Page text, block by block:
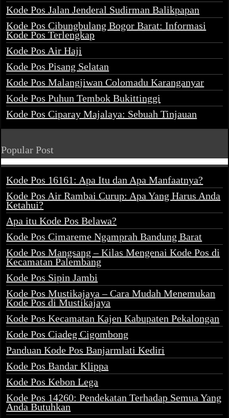
Kode Pos Jalan Jenderal Sudirman Balikpapan
Kode Pos Cibungbulang Bogor Barat: Informasi
Kode Pos Terlengkap
Kode Pos Air Haji
Kode Pos Pisang Selatan
Kode Pos Malangjiwan Colomadu Karanganyar
Kode Pos Puhun Tembok Bukittinggi
Kode Pos Ciparay Majalaya: Sebuah Tinjauan
Popular Post
Kode Pos 16161: Apa Itu dan Apa Manfaatnya?
Kode Pos Air Rambai Curup: Apa Yang Harus Anda
Ketahui?
Apa itu Kode Pos Belawa?
Kode Pos Cimareme Ngamprah Bandung Barat
Kode Pos Mangsang – Kilas Mengenai Kode Pos di
Kecamatan Palembang
Kode Pos Sipin Jambi
Kode Pos Mustikajaya – Cara Mudah Menemukan
Kode Pos di Mustikajaya
Kode Pos Kecamatan Kajen Kabupaten Pekalongan
Kode Pos Ciadeg Cigombong
Panduan Kode Pos Banjarmlati Kediri
Kode Pos Bandar Klippa
Kode Pos Kebon Lega
Kode Pos 14260: Pendekatan Terhadap Semua Yang
Anda Butuhkan